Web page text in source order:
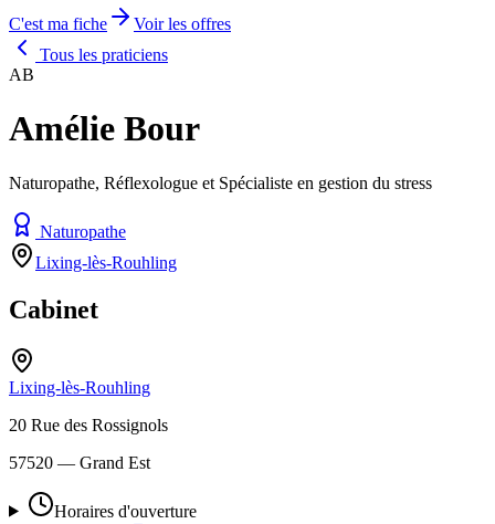
C'est ma fiche
Voir les offres
Tous les praticiens
AB
Amélie Bour
Naturopathe, Réflexologue et Spécialiste en gestion du stress
Naturopathe
Lixing-lès-Rouhling
Cabinet
Lixing-lès-Rouhling
20 Rue des Rossignols
57520 — Grand Est
Horaires d'ouverture